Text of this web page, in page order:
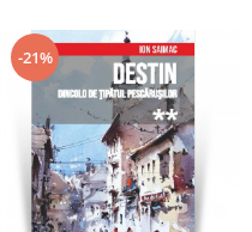
-21%